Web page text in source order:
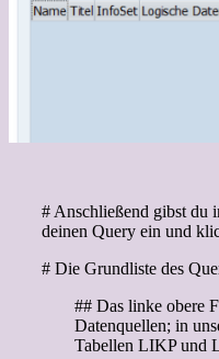
# Anschließend gibst du
deinen Query ein und
# Die Grundliste des
## Das linke obere
Datenquellen; in
Tabellen LIKP und